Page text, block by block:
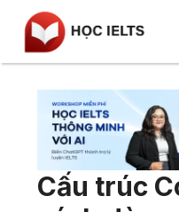
Chuyển
đến
Học IELTS
IELTS Speaking
IELTS Writing
Blog
Review
Cấu trúc